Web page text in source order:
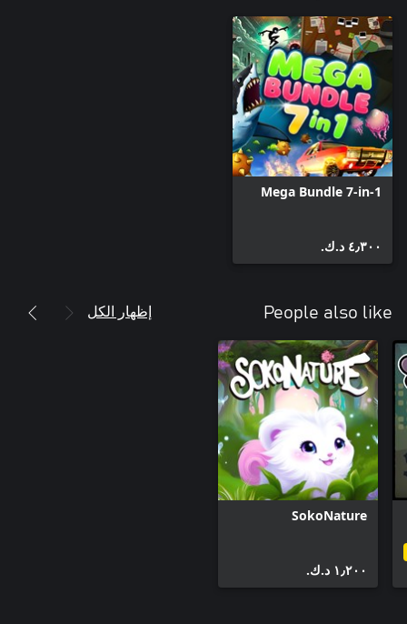
Mega Bundle 7-in-1
٤٫٣٠٠ د.ك.‏
People also like إظهار الكل
SokoNature
١٫٢٠٠ د.ك.‏